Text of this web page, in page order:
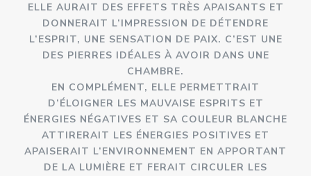
ELLE AURAIT DES EFFETS TRÈS APAISANTS ET
DONNERAIT L’IMPRESSION DE DÉTENDRE
L’ESPRIT, UNE SENSATION DE PAIX. C’EST UNE
DES PIERRES IDÉALES À AVOIR DANS UNE
CHAMBRE.
EN COMPLÉMENT, ELLE PERMETTRAIT
D’ÉLOIGNER LES MAUVAISE ESPRITS ET
ÉNERGIES NÉGATIVES ET SA COULEUR BLANCHE
ATTIRERAIT LES ÉNERGIES POSITIVES ET
APAISERAIT L’ENVIRONNEMENT EN APPORTANT
DE LA LUMIÈRE ET FERAIT CIRCULER LES